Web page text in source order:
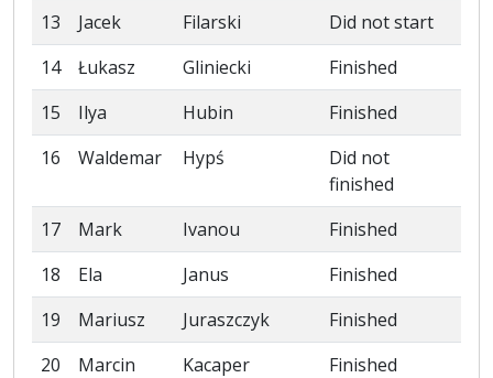
13
Jacek Filarski
Did not start
14
Łukasz Gliniecki
Finished
15
Ilya Hubin
Finished
16
Waldemar Hypś
Did not
finished
17
Mark Ivanou
Finished
18
Ela Janus
Finished
19
Mariusz Juraszczyk
Finished
20
Marcin Kacaper
Finished